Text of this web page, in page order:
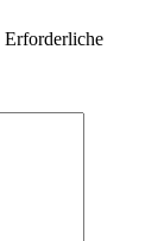
Erforderliche